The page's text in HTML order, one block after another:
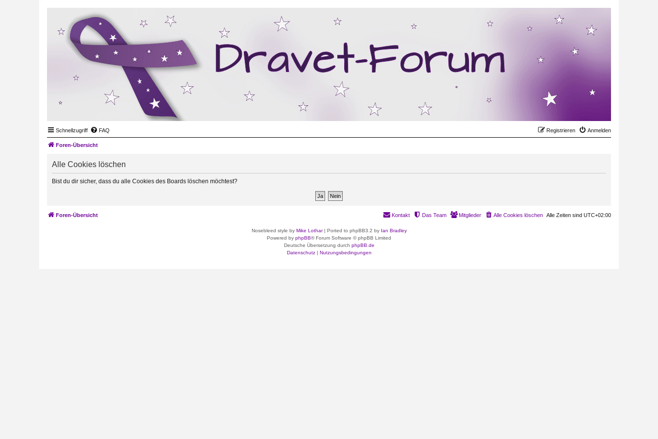
Schnellzugriff FAQ Anmelden
Registrieren
Foren-Übersicht
Alle Cookies löschen
Bist du dir sicher, dass du alle Cookies des Boards löschen möchtest?
Foren-Übersicht Alle Zeiten sind UTC+02:00
Alle Cookies löschen
Mitglieder
Das Team
Kontakt
Nosebleed style by Mike Lothar| Ported to phpBB3.2 by Ian Bradley
Powered by phpBB® Forum Software © phpBB Limited
Deutsche Übersetzung durch phpBB.de
Datenschutz| Nutzungsbedingungen